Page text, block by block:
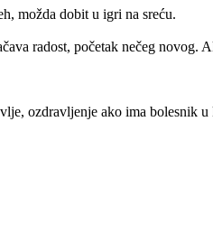
možda dobit u igri na sreću.
radost, početak nečeg novog.
ozdravljenje ako ima bolesnik u